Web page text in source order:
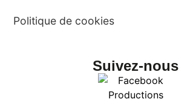
Politique de cookies
Suivez-nous